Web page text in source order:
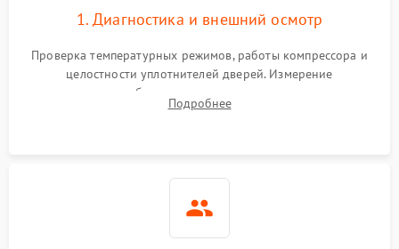
1. Диагностика и внешний осмотр
Проверка температурных режимов, работы компрессора и
целостности уплотнителей дверей. Измерение
сопротивления обмоток мотора, проверка термостата и
считывание кодов ошибок с электронного дисплея.
Подробнее